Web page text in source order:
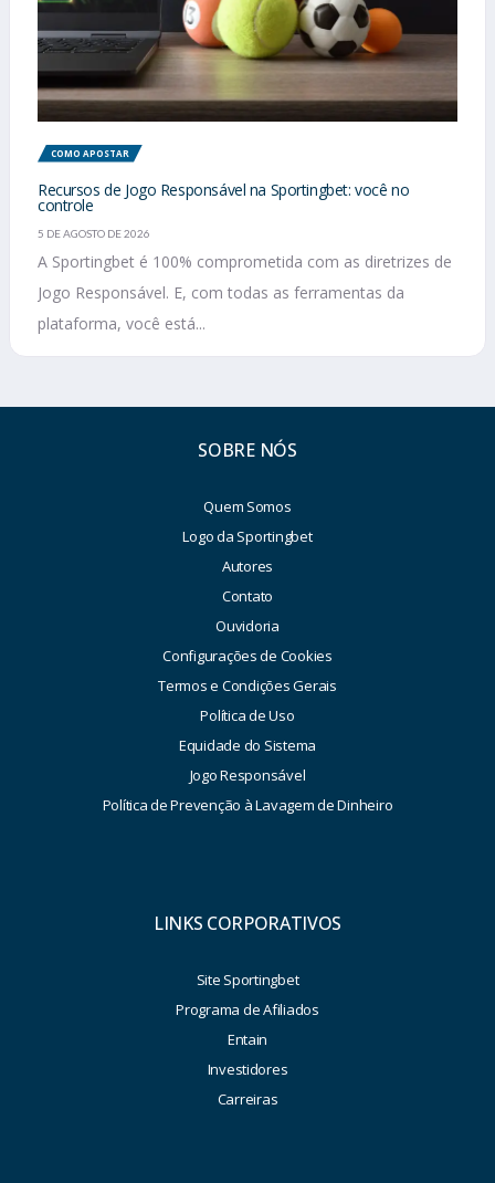
COMO APOSTAR
Recursos de Jogo Responsável na Sportingbet: você no
controle
5 DE AGOSTO DE 2026
A Sportingbet é 100% comprometida com as diretrizes de
Jogo Responsável. E, com todas as ferramentas da
plataforma, você está...
SOBRE NÓS
Quem Somos
Logo da Sportingbet
Autores
Contato
Ouvidoria
Configurações de Cookies
Termos e Condições Gerais
Política de Uso
Equidade do Sistema
Jogo Responsável
Política de Prevenção à Lavagem de Dinheiro
LINKS CORPORATIVOS
Site Sportingbet
Programa de Afiliados
Entain
Investidores
Carreiras